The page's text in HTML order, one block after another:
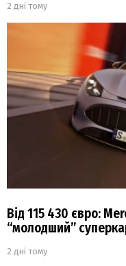
2 дні тому
Від 115 430 євро:
“молодший”
2 дні тому